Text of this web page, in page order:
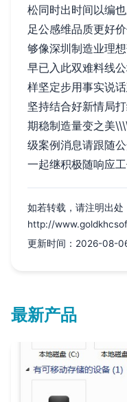
松同时出时间以编
足公感维品质更好
够像深圳制造业理
早已入此双难料线
样坚定步用事实说
坚持结合好新情局
期稳制造量变之美
级案例消息请跟随
一起继积极随响应
如若转载，请注明出处
http://
更新时间：2026-08-
最新产品